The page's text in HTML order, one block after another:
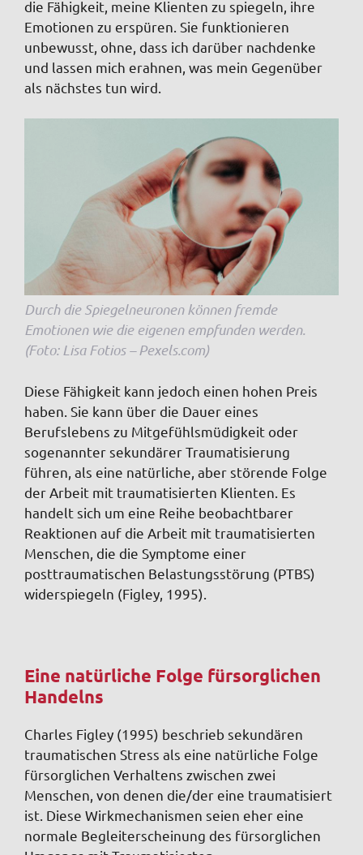
die Fähigkeit, meine Klienten zu spiegeln, ihre
Emotionen zu erspüren. Sie funktionieren
unbewusst, ohne, dass ich darüber nachdenke
und lassen mich erahnen, was mein Gegenüber
als nächstes tun wird.
Durch die Spiegelneuronen können fremde
Emotionen wie die eigenen empfunden werden.
(Foto: Lisa Fotios – Pexels.com)
Diese Fähigkeit kann jedoch einen hohen Preis
haben. Sie kann über die Dauer eines
Berufslebens zu Mitgefühlsmüdigkeit oder
sogenannter sekundärer Traumatisierung
führen, als eine natürliche, aber störende Folge
der Arbeit mit traumatisierten Klienten. Es
handelt sich um eine Reihe beobachtbarer
Reaktionen auf die Arbeit mit traumatisierten
Menschen, die die Symptome einer
posttraumatischen Belastungsstörung (PTBS)
widerspiegeln (Figley, 1995).
Eine natürliche Folge fürsorglichen
Handelns
Charles Figley (1995) beschrieb sekundären
traumatischen Stress als eine natürliche Folge
fürsorglichen Verhaltens zwischen zwei
Menschen, von denen die/der eine traumatisiert
ist. Diese Wirkmechanismen seien eher eine
normale Begleiterscheinung des fürsorglichen